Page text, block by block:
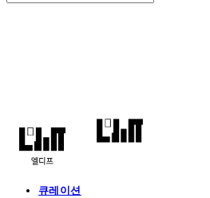
큐레이션